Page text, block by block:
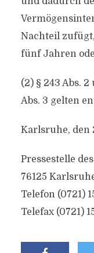
Nachteil
fünf Jahren
(2) § 243 Abs.
Abs. 3 gelten
Karlsruhe, den
Pressestelle
76125
Telefon (0721)
Telefax (0721)